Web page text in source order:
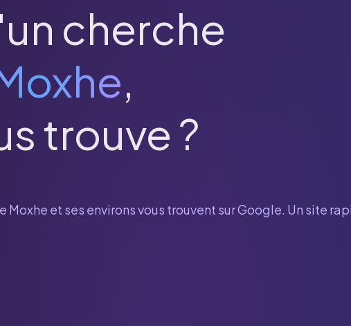
cherche
,
trouve ?
Moxhe et ses environs vous trouvent sur Google. Un site